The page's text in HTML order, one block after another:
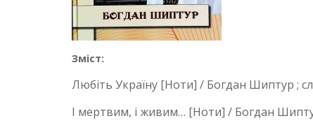
Зміст:
Любіть Україну [Ноти] / Богдан Шиптур ;
І мертвим, і живим… [Ноти] / Богдан